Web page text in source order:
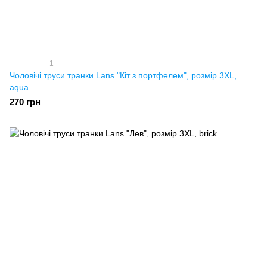
1
Чоловічі труси транки Lans "Кіт з портфелем", розмір 3XL,
aqua
270 грн